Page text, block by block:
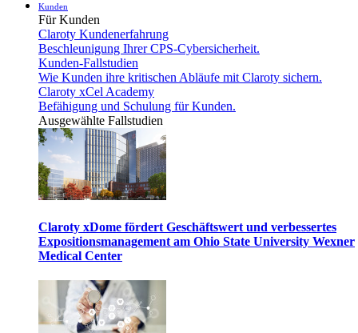
Kunden
Für Kunden
Claroty Kundenerfahrung
Beschleunigung Ihrer CPS-Cybersicherheit.
Kunden-Fallstudien
Wie Kunden ihre kritischen Abläufe mit Claroty sichern.
Claroty xCel Academy
Befähigung und Schulung für Kunden.
Ausgewählte Fallstudien
Claroty xDome fördert Geschäftswert und verbessertes
Expositionsmanagement am Ohio State University Wexner
Medical Center